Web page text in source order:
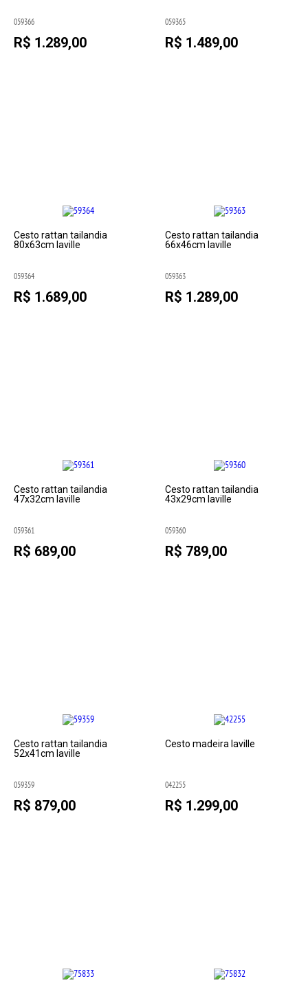
059366
R$ 1.289,00
059365
R$ 1.489,00
Cesto rattan tailandia
80x63cm laville
059364
R$ 1.689,00
Cesto rattan tailandia
66x46cm laville
059363
R$ 1.289,00
Cesto rattan tailandia
47x32cm laville
059361
R$ 689,00
Cesto rattan tailandia
43x29cm laville
059360
R$ 789,00
Cesto rattan tailandia
52x41cm laville
059359
R$ 879,00
Cesto madeira laville
042255
R$ 1.299,00